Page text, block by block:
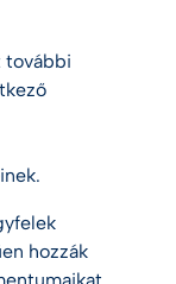
további
hozzák